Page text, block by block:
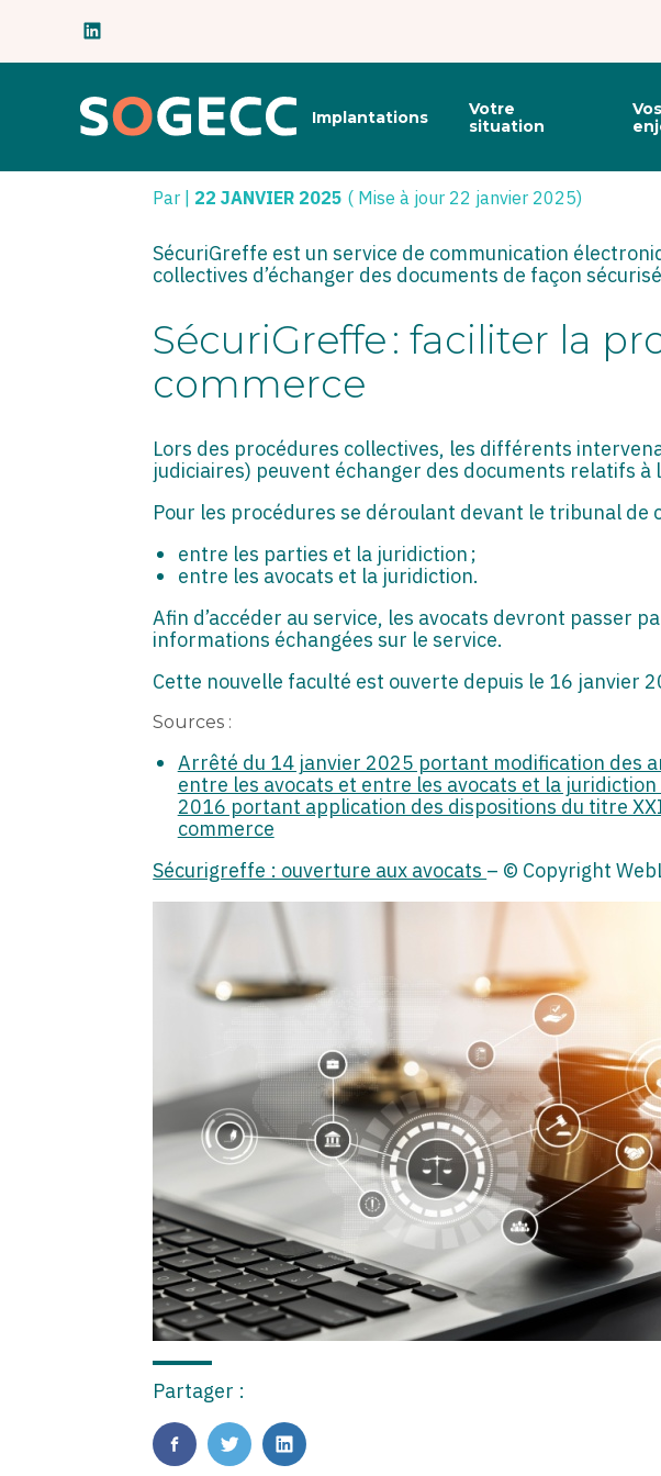
Aller
Principal
Implantations
Votre
situation
Vos
Par | 22 JANVIER 2025 ( Mise à jour 22 janvier 2025)
SécuriGreffe est un service de communication
collectives d’échanger des documents de façon
SécuriGreffe : faciliter la
commerce
Lors des procédures collectives, les différents
judiciaires) peuvent échanger des documents relatifs
Pour les procédures se déroulant devant le tribunal
entre les parties et la juridiction ;
entre les avocats et la juridiction.
Afin d’accéder au service, les avocats devront passer
informations échangées sur le service.
Cette nouvelle faculté est ouverte depuis le 16 janvier
Sources :
Arrêté du 14 janvier 2025 portant modification des
entre les avocats et entre les avocats et la
2016 portant application des dispositions du titre
commerce
Sécurigreffe : ouverture aux avocats – © Copyright
Partager :
FaceBook
TwitterLinkedIn